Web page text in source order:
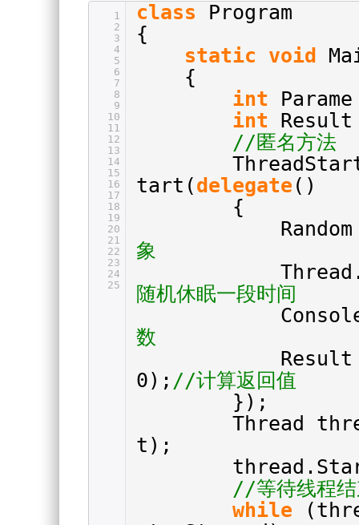
1
2
3
4
5
6
7
8
9
10
11
12
13
14
15
16
17
18
19
20
21
22
23
24
25
class
Program
{
static
void
{
int
int
//匿名方法
tart(delegate ()
{
象
随机休眠一段时间
数
0); //计算返回值
});
Thread
t);
//等待线程
while